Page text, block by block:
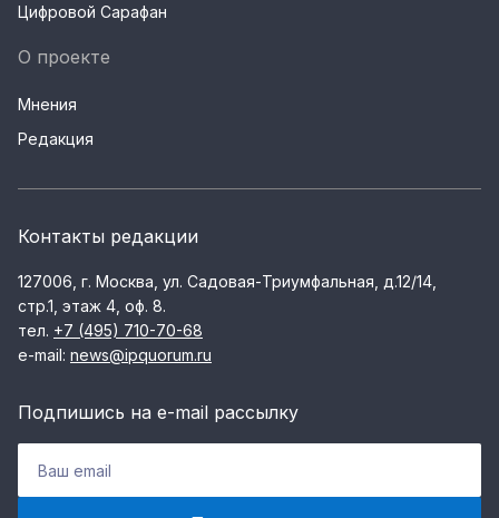
Цифровой Сарафан
О проекте
Мнения
Редакция
Контакты редакции
127006, г. Москва, ул. Садовая-Триумфальная, д.12/14,
стр.1, этаж 4, оф. 8.
тел. +7 (495) 710-70-68
e-mail: news@ipquorum.ru
Подпишись на e-mail рассылку